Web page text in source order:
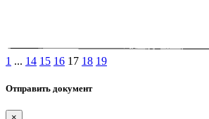
1 ... 14 15 16 17 18 19
Отправить документ